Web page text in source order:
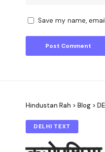
Save my name,
Hindustan Rah > Blog >
DELHI TEXT